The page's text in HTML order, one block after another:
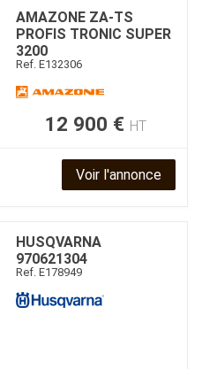
AMAZONE ZA-TS
PROFIS TRONIC SUPER
3200
Ref. E132306
12 900 € HT
Voir l'annonce
HUSQVARNA
970621304
Ref. E178949